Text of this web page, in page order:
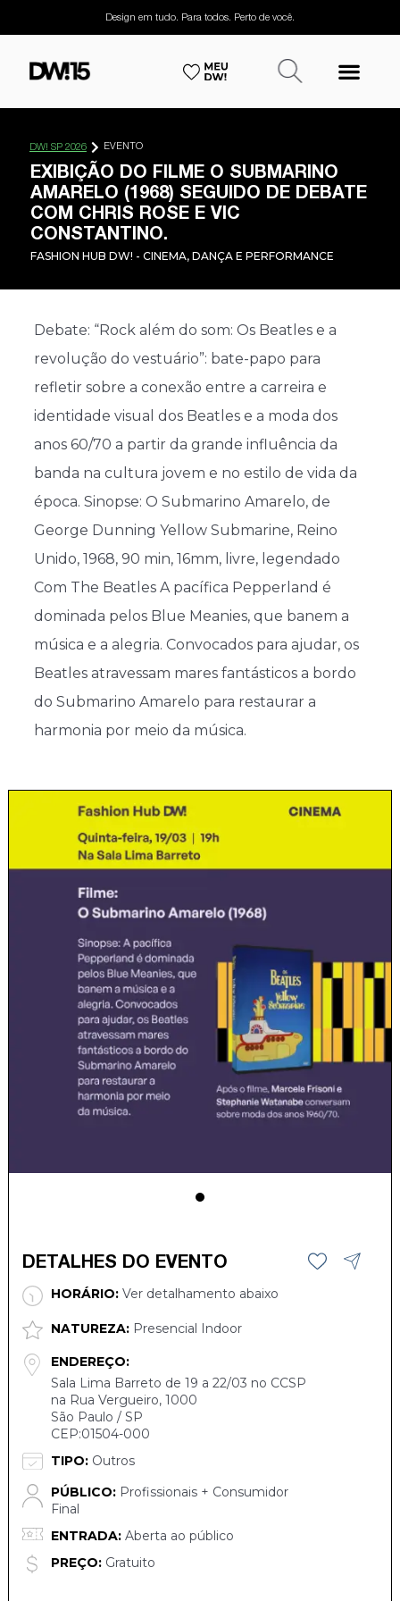
Design em tudo. Para todos. Perto de você.
DW! SP 2026 EVENTO
EXIBIÇÃO DO FILME O SUBMARINO
AMARELO (1968) SEGUIDO DE DEBATE
COM CHRIS ROSE E VIC
CONSTANTINO.
FASHION HUB DW! - CINEMA, DANÇA E PERFORMANCE
Debate: “Rock além do som: Os Beatles e a
revolução do vestuário”: bate-papo para
refletir sobre a conexão entre a carreira e
identidade visual dos Beatles e a moda dos
anos 60/70 a partir da grande influência da
banda na cultura jovem e no estilo de vida da
época. Sinopse: O Submarino Amarelo, de
George Dunning Yellow Submarine, Reino
Unido, 1968, 90 min, 16mm, livre, legendado
Com The Beatles A pacífica Pepperland é
dominada pelos Blue Meanies, que banem a
música e a alegria. Convocados para ajudar, os
Beatles atravessam mares fantásticos a bordo
do Submarino Amarelo para restaurar a
harmonia por meio da música.
DETALHES DO EVENTO
HORÁRIO:Ver detalhamento abaixo
NATUREZA:Presencial Indoor
ENDEREÇO:
Sala Lima Barreto de 19 a 22/03 no CCSP
na Rua Vergueiro, 1000
São Paulo / SP
CEP:01504-000
TIPO:Outros
PÚBLICO:Profissionais + Consumidor
Final
ENTRADA:Aberta ao público
PREÇO:Gratuito